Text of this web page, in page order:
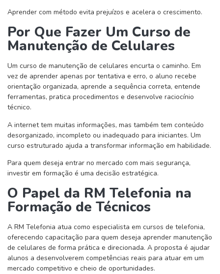
Aprender com método evita prejuízos e acelera o crescimento.
Por Que Fazer Um Curso de
Manutenção de Celulares
Um curso de manutenção de celulares encurta o caminho. Em
vez de aprender apenas por tentativa e erro, o aluno recebe
orientação organizada, aprende a sequência correta, entende
ferramentas, pratica procedimentos e desenvolve raciocínio
técnico.
A internet tem muitas informações, mas também tem conteúdo
desorganizado, incompleto ou inadequado para iniciantes. Um
curso estruturado ajuda a transformar informação em habilidade.
Para quem deseja entrar no mercado com mais segurança,
investir em formação é uma decisão estratégica.
O Papel da RM Telefonia na
Formação de Técnicos
A RM Telefonia atua como especialista em cursos de telefonia,
oferecendo capacitação para quem deseja aprender manutenção
de celulares de forma prática e direcionada. A proposta é ajudar
alunos a desenvolverem competências reais para atuar em um
mercado competitivo e cheio de oportunidades.